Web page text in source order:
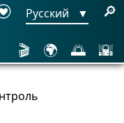
Русский ▼ 🔎
🎬 🌍 🌅 🌇